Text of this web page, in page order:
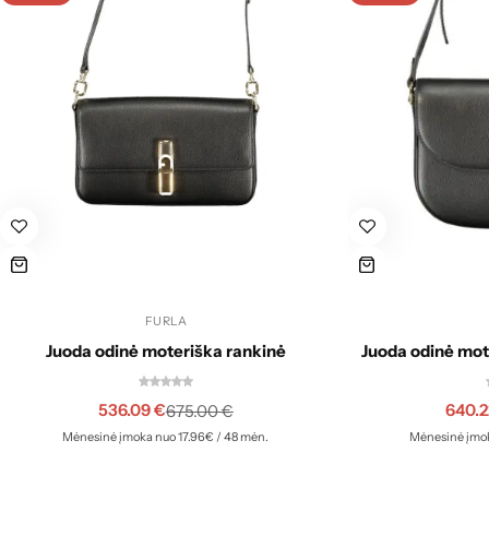
FURLA
Juoda odinė moteriška rankinė
675.00€
536.09€
Mėnesinė įmoka nuo 17.96€ / 48 mėn.
Juoda odinė
Mėnesinė